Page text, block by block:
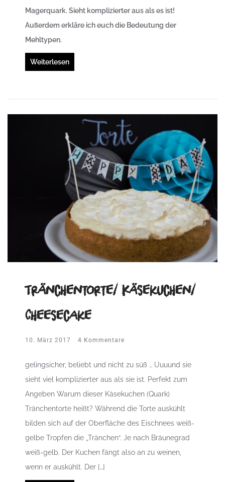
Magerquark. Sieht komplizierter aus als es ist!
Außerdem erkläre ich euch die Bedeutung der
Mehltypen.
Weiterlesen
Tränchentorte/ Käsekuchen/
Cheesecake
10. März 2017 4 Kommentare
gelingsicher, beliebt und nicht zu süß … Uuuund sie
sieht viel komplizierter aus als sie ist. Perfekt zum
Angeben Warum dieser Käsekuchen (Quark)
Tränchentorte heißt? Während die Torte auskühlt
bilden sich auf der Oberfläche des Eischnees weiß-
gelbe Tropfen die „Tränchen“. Je nach Bräunegrad
weiß-gelb. Der Kuchen fängt also an zu weinen,
wenn er auskühlt. Der […]